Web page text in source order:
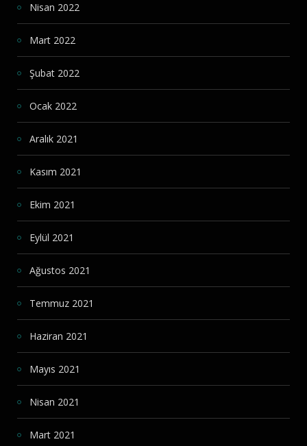
Nisan 2022
Mart 2022
Şubat 2022
Ocak 2022
Aralık 2021
Kasım 2021
Ekim 2021
Eylül 2021
Ağustos 2021
Temmuz 2021
Haziran 2021
Mayıs 2021
Nisan 2021
Mart 2021